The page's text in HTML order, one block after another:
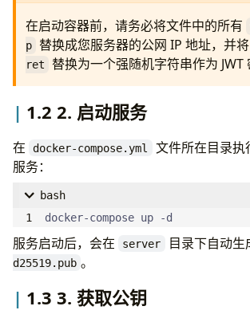
rustdesk-net:
external: false
services:
rustdesk:
container_name: rustdesk-
- "21115:21115"
- "21116:21116" # TCP,
- "21118:21118"
在启动容器前，请务必将文件中的所有
p
替换成您服务器的公网 IP 地址，并将
ret
替换为一个强随机字符串作为 JWT
1.2 2. 启动服务
在 docker-compose.yml
文件所在目录
服务：
bash
docker-compose up -d
服务启动后，会在 server 目录下自动
d25519.pub 。
1.3 3. 获取公钥